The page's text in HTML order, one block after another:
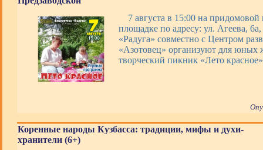
7 августа в 15:00 на придомовой
площадке по адресу: ул. Агеева,
«Радуга» совместно с Центром
«Азотовец» организуют для юных
творческий пикник «Лето
Коренные народы Кузбасса: традиции, мифы и духи-
хранители (6+)